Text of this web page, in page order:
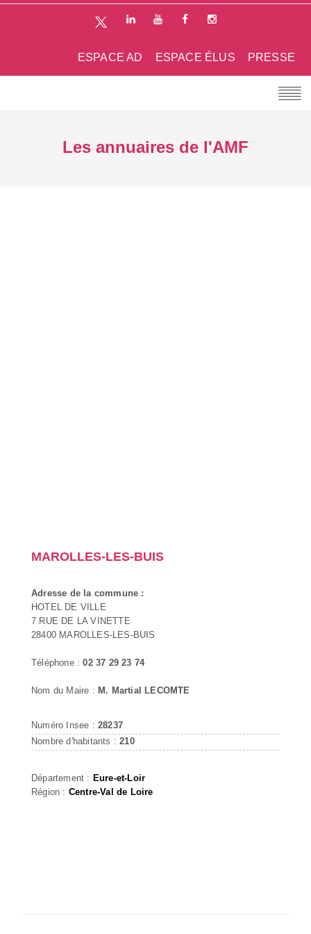
PRESSE
ESPACE ÉLUS
ESPACE AD
Les annuaires de l'AMF
MAROLLES-LES-BUIS
Adresse de la commune :
HOTEL DE VILLE
7 RUE DE LA VINETTE
28400 MAROLLES-LES-BUIS
Téléphone :02 37 29 23 74
Nom du Maire : M. Martial LECOMTE
Numéro Insee : 28237
Nombre d'habitants :210
Département : Eure-et-Loir
Région : Centre-Val de Loire